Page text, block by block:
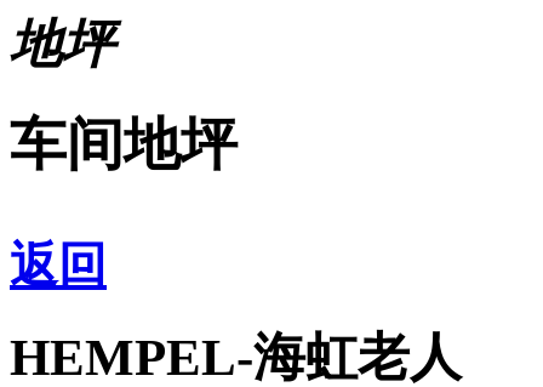
地坪
车间地坪
返回
HEMPEL-海虹老人